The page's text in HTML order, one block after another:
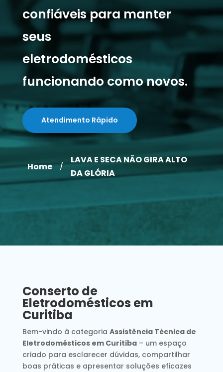
confiáveis para manter
seus
eletrodomésticos
funcionando como novos.
Atendimento Rápido
Home /
LAVA E SECA NÃO GIRA ALTO
DA GLÓRIA
Conserto de
Eletrodomésticos em
Curitiba
Bem-vindo à categoria Assistência Técnica de
Eletrodomésticos em Curitiba– um espaço
criado para esclarecer dúvidas, compartilhar
boas práticas e apresentar soluções eficazes